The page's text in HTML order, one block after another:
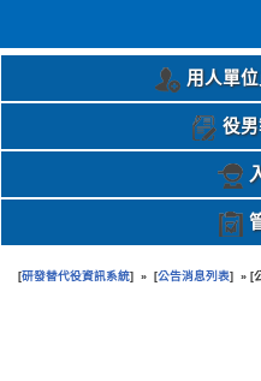
用人單
役
[研發替代役資訊系統] » [公告消息列表] » [